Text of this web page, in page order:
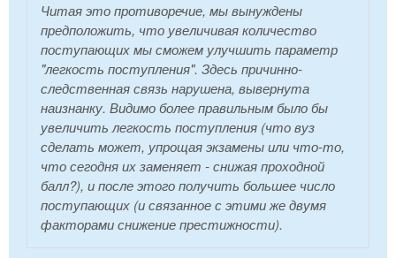
Читая это противоречие, мы вынуждены
предположить, что увеличивая количество
поступающих мы сможем улучшить параметр
"легкость поступления". Здесь причинно-
следственная связь нарушена, вывернута
наизнанку. Видимо более правильным было бы
увеличить легкость поступления (что вуз
сделать может, упрощая экзамены или что-то,
что сегодня их заменяет - снижая проходной
балл?), и после этого получить большее число
поступающих (и связанное с этими же двумя
факторами снижение престижности).